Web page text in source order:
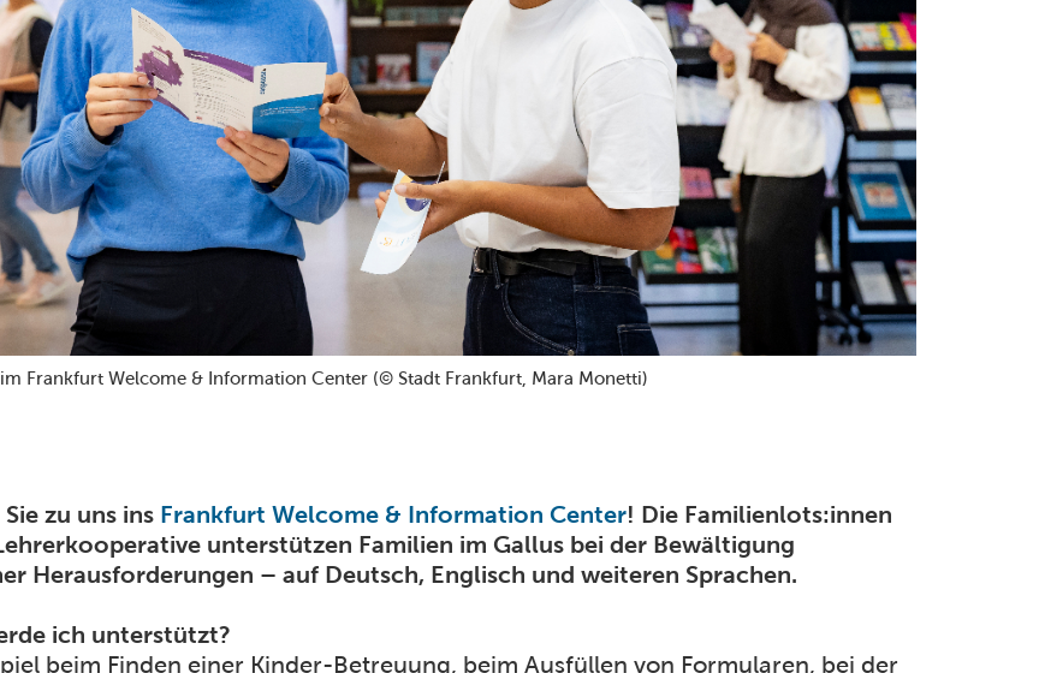
Frankfurt Welcome & Information Center (© Stadt Frankfurt, Mara Monetti)
zu uns ins Frankfurt Welcome & Information Center! Die Familienlots:innen
unterstützen Familien im Gallus bei der Bewältigung
Herausforderungen – auf Deutsch, Englisch und weiteren Sprachen.
ich unterstützt?
beim Finden einer Kinder-Betreuung, beim Ausfüllen von Formularen, bei der